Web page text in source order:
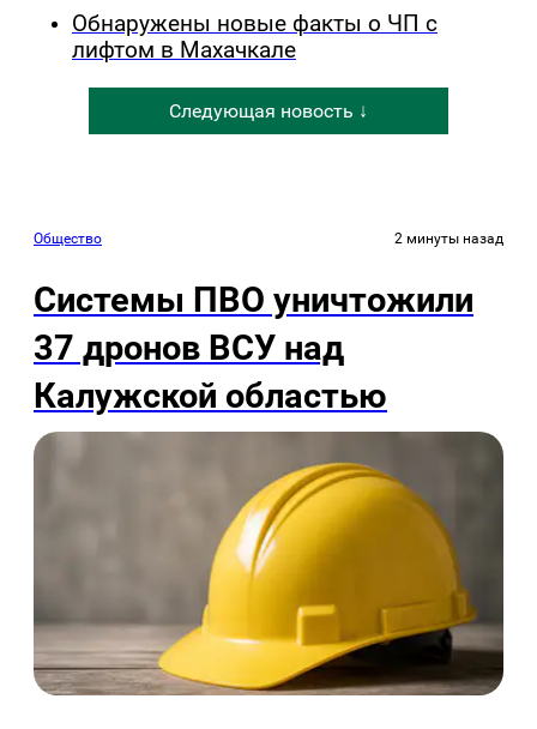
Обнаружены новые факты о ЧП с
лифтом в Махачкале
Следующая новость ↓
Общество 2 минуты назад
Системы ПВО уничтожили
37 дронов ВСУ над
Калужской областью